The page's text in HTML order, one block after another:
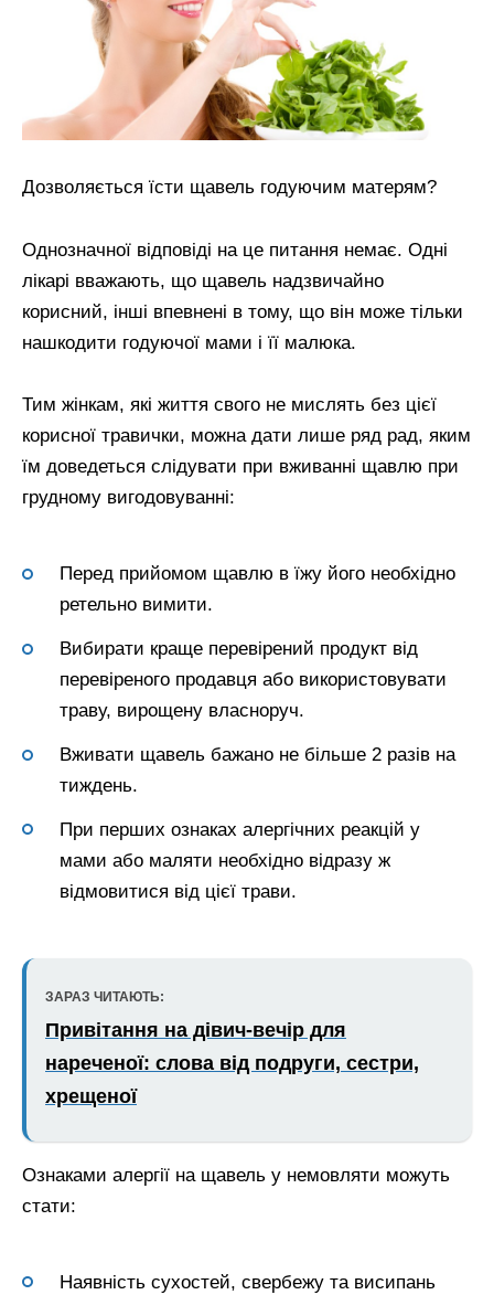
Дозволяється їсти щавель годуючим матерям?
Однозначної відповіді на це питання немає. Одні
лікарі вважають, що щавель надзвичайно
корисний, інші впевнені в тому, що він може тільки
нашкодити годуючої мами і її малюка.
Тим жінкам, які життя свого не мислять без цієї
корисної травички, можна дати лише ряд рад, яким
їм доведеться слідувати при вживанні щавлю при
грудному вигодовуванні:
Перед прийомом щавлю в їжу його необхідно
ретельно вимити.
Вибирати краще перевірений продукт від
перевіреного продавця або використовувати
траву, вирощену власноруч.
Вживати щавель бажано не більше 2 разів на
тиждень.
При перших ознаках алергічних реакцій у
мами або маляти необхідно відразу ж
відмовитися від цієї трави.
ЗАРАЗ ЧИТАЮТЬ:
Привітання на дівич-вечір для
нареченої: слова від подруги, сестри,
хрещеної
Ознаками алергії на щавель у немовляти можуть
стати:
Наявність сухостей, свербежу та висипань